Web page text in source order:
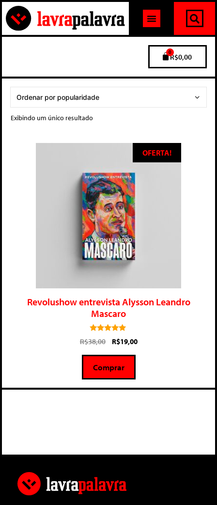
R$0,00
0
Exibindo um único resultado
OFERTA!
Revolushow entrevista Alysson Leandro
Mascaro
5.00
de 5
R$38,00 R$19,00
Comprar